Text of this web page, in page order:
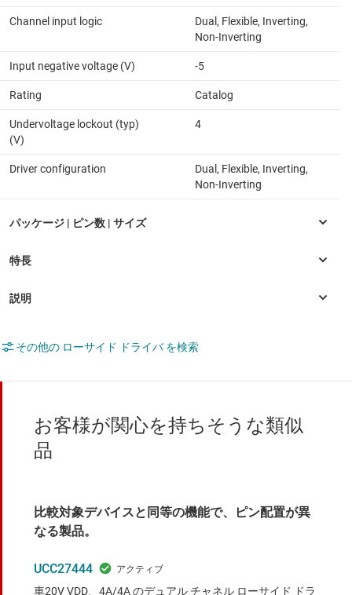
Channel input logic
Dual, Flexible, Inverting,
Non-Inverting
Input negative voltage (V) -5
Rating Catalog
Undervoltage lockout (typ)
(V)
4
Driver configuration
Dual, Flexible, Inverting,
Non-Inverting
その他の ローサイド ドライバ を検索
お客様が関心を持ちそうな類似
品
比較対象デバイスと同等の機能で、ピン配置が異
なる製品。
UCC27444
車20V VDD、4A/4A のデュアル チャネル ローサイド ドラ